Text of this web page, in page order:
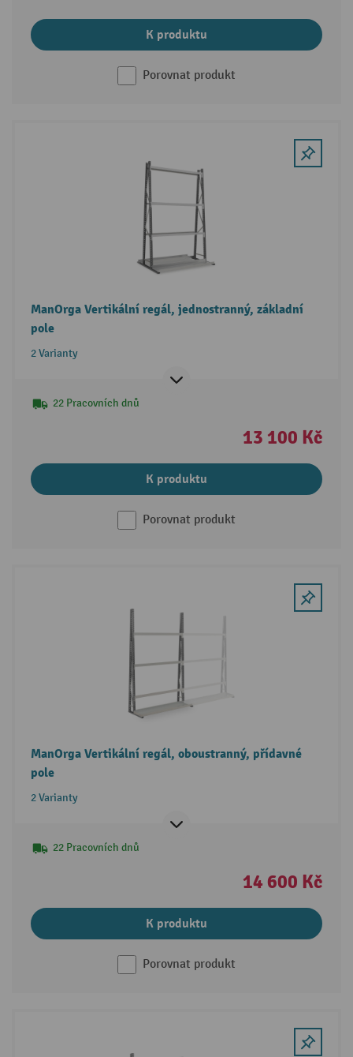
K produktu
Porovnat produkt
ManOrga Vertikální regál, jednostranný, základní
pole
2 Varianty
22 Pracovních dnů
13 100 Kč
K produktu
Porovnat produkt
ManOrga Vertikální regál, oboustranný, přídavné
pole
2 Varianty
22 Pracovních dnů
14 600 Kč
K produktu
Porovnat produkt